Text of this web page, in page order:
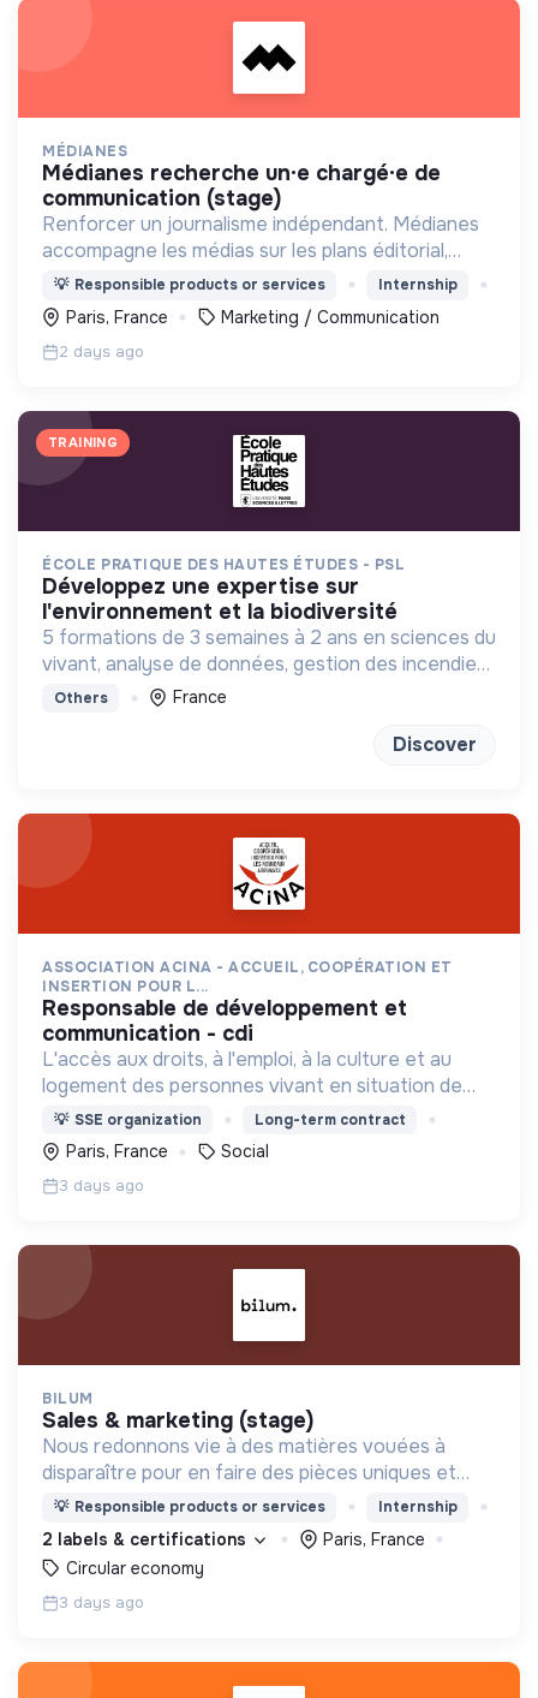
MÉDIANES
médianes recherche un·e chargé·e de
communication (stage)
Renforcer un journalisme indépendant. Médianes
accompagne les médias sur les plans éditorial,
économique, managérial et technique afin de
garantir leur viabilité et renforcer leur impact.
💡 Responsible products or services Internship
Paris, France Marketing / Communication
2 days ago
TRAINING
ÉCOLE PRATIQUE DES HAUTES ÉTUDES - PSL
développez une expertise sur
l'environnement et la biodiversité
5 formations de 3 semaines à 2 ans en sciences du
vivant, analyse de données, gestion des incendies
et génétique du paysage.
Others France
Discover
ASSOCIATION ACINA - ACCUEIL, COOPÉRATION ET
INSERTION POUR L...
responsable de développement et
communication - cdi
L'accès aux droits, à l'emploi, à la culture et au
logement des personnes vivant en situation de
grande précarité et d'habitat indigne ou précaire
(squats, bidonvilles, hôtels sociaux, etc.) en IDF.
💡 SSE organization Long-term contract
Paris, France Social
3 days ago
BILUM
sales & marketing (stage)
Nous redonnons vie à des matières vouées à
disparaître pour en faire des pièces uniques et
originales. Notre manufacture d’upcycling s'inscrit
en circuit court et dans l’économie sociale et
solidaire.
💡 Responsible products or services Internship
2 labels & certifications
Paris, France
Circular economy
3 days ago